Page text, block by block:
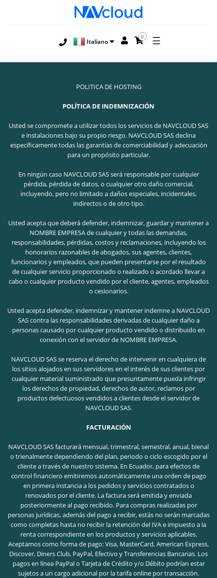
Italiano
0 ☰
POLITICA DE HOSTING
POLÍTICA DE INDEMNIZACIÓN
Usted se compromete a utilizar todos los servicios de NAVCLOUD SAS
e instalaciones bajo su propio riesgo. NAVCLOUD SAS declina
específicamente todas las garantías de comerciabilidad y adecuación
para un propósito particular.
En ningún caso NAVCLOUD SAS será responsable por cualquier
pérdida, pérdida de datos, o cualquier otro daño comercial,
incluyendo, pero no limitado a daños especiales, incidentales,
indirectos o de otro tipo.
Usted acepta que deberá defender, indemnizar, guardar y mantener a
NOMBRE EMPRESA de cualquier y todas las demandas,
responsabilidades, pérdidas, costos y reclamaciones, incluyendo los
honorarios razonables de abogados, sus agentes, clientes,
funcionarios y empleados, que pueden presentarse por el resultado
de cualquier servicio proporcionado o realizado o acordado llevar a
cabo o cualquier producto vendido por el cliente, agentes, empleados
o cesionarios.
Usted acepta defender, indemnizar y mantener indemne a NAVCLOUD
SAS contra las responsabilidades derivadas de cualquier daño a
personas causado por cualquier producto vendido o distribuido en
conexión con el servidor de NOMBRE EMPRESA.
NAVCLOUD SAS se reserva el derecho de intervenir en cualquiera de
los sitios alojados en sus servidores en el interés de sus clientes por
cualquier material suministrado que presuntamente pueda infringir
los derechos de propiedad, derechos de autor, reclamos por
productos defectuosos vendidos a clientes desde el servidor de
NAVCLOUD SAS.
FACTURACIÓN
NAVCLOUD SAS facturará mensual, trimestral, semestral, anual, bienal
o trienalmente dependiendo del plan, periodo o ciclo escogido por el
cliente a través de nuestro sistema. En Ecuador, para efectos de
control financiero emitiremos automáticamente una orden de pago
en primera instancia a los pedidos y servicios contratados o
renovados por el cliente. La factura será emitida y enviada
posteriormente al pago recibido. Para compras realizadas por
personas jurídicas, además del pago a recibir, estás no serán marcadas
como completas hasta no recibir la retención del IVA e impuesto a la
renta correspondiente en los productos y servicios aplicables.
Aceptamos como forma de pago: Visa, MasterCard, American Express,
Discover, Diners Club, PayPal, Efectivo y Transferencias Bancarias. Los
pagos en línea PayPal o Tarjeta de Crédito y/o Débito podrían estar
sujetos a un cargo adicional por la tarifa online por transacción.